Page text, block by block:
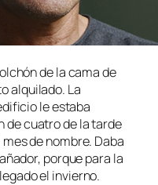
de la cama de
alquilado. La
le estaba
de cuatro de la tarde
de nombre. Daba
porque para la
el invierno.